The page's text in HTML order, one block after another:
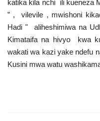
katika kila nchi ili kueneza
” , vilevile , mwishoni
Hadi " aliheshimiwa na
Kimataifa na hivyo kwa
wakati wa kazi yake ndefu
Kusini mwa watu